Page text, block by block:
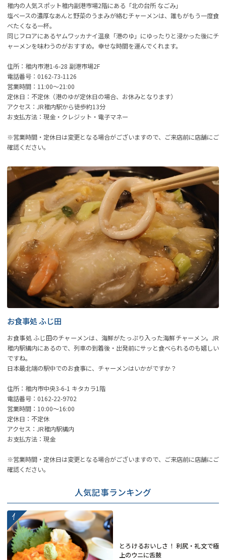
稚内の人気スポット稚内副港市場2階にある「北の台所 なごみ」
塩ベースの濃厚なあんと野菜のうまみが絡むチャーメンは、誰もがもう一度食
べたくなる一杯。
同じフロアにあるヤムワッカナイ温泉「港のゆ」にゆったりと浸かった後にチ
ャーメンを味わうのがおすすめ。幸せな時間を運んでくれます。
住所：稚内市港1-6-28 副港市場2F
電話番号：0162-73-1126
営業時間：11:00～21:00
定休日：不定休（港のゆが定休日の場合、お休みとなります）
アクセス：JR稚内駅から徒歩約13分
お支払方法：現金・クレジット・電子マネー
※営業時間・定休日は変更となる場合がございますので、ご来店前に店舗にご
確認ください。
お食事処 ふじ田
お食事処 ふじ田のチャーメンは、海鮮がたっぷり入った海鮮チャーメン。JR
稚内駅構内にあるので、列車の到着後・出発前にサッと食べられるのも嬉しい
ですね。
日本最北端の駅中でのお食事に、チャーメンはいかがですか？
住所：稚内市中央3-6-1 キタカラ1階
電話番号：0162-22-9702
営業時間：10:00～16:00
定休日：不定休
アクセス：JR稚内駅構内
お支払方法：現金
※営業時間・定休日は変更となる場合がございますので、ご来店前に店舗にご
確認ください。
人気記事ランキング
とろけるおいしさ！ 利尻・礼文で極
上のウニに舌鼓
more